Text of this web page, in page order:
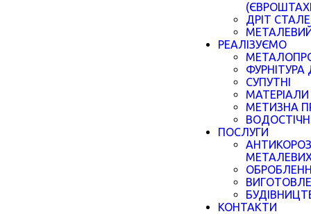
ДРІТ
РЕАЛІЗУЄМО
ФУРНІТУРА
СУПУТНІ
МЕТИЗНА
ПОСЛУГИ
КОНТАКТИ